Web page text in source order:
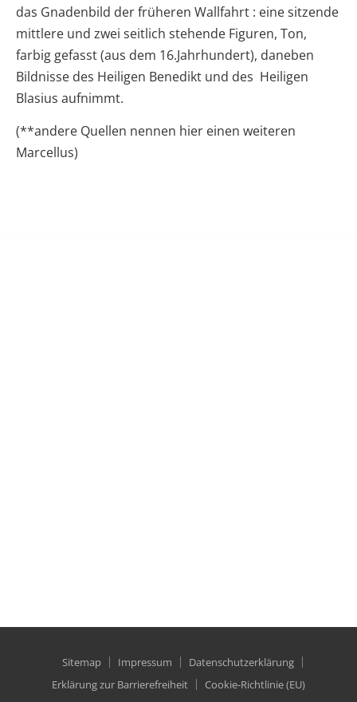
das Gnadenbild der früheren Wallfahrt : eine sitzende
mittlere und zwei seitlich stehende Figuren, Ton,
farbig gefasst (aus dem 16.Jahrhundert), daneben
Bildnisse des Heiligen Benedikt und des Heiligen
Blasius aufnimmt.
(**andere Quellen nennen hier einen weiteren
Marcellus)
Sitemap Impressum
Datenschutzerklärung
Erklärung zur Barrierefreiheit
Cookie-Richtlinie (EU)